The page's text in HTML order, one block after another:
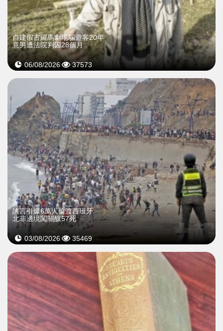
自建假古羅馬劇場騙遊客20年
意男遭法院判囚28個月
06/08/2026 37573
謠言引爆6萬人偷渡西班牙
北非邊境闖關釀57死
03/08/2026 35469